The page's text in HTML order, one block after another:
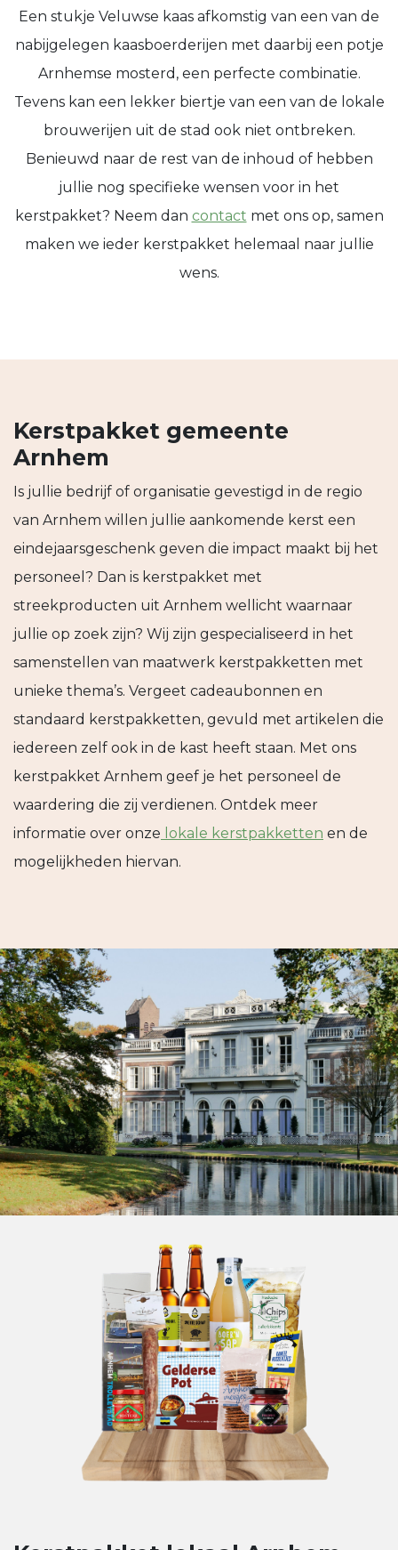
Een stukje Veluwse kaas afkomstig van een van de
nabijgelegen kaasboerderijen met daarbij een potje
Arnhemse mosterd, een perfecte combinatie.
Tevens kan een lekker biertje van een van de lokale
brouwerijen uit de stad ook niet ontbreken.
Benieuwd naar de rest van de inhoud of hebben
jullie nog specifieke wensen voor in het
kerstpakket? Neem dan contact met ons op, samen
maken we ieder kerstpakket helemaal naar jullie
wens.
Kerstpakket gemeente
Arnhem
Is jullie bedrijf of organisatie gevestigd in de regio
van Arnhem willen jullie aankomende kerst een
eindejaarsgeschenk geven die impact maakt bij het
personeel? Dan is kerstpakket met
streekproducten uit Arnhem wellicht waarnaar
jullie op zoek zijn? Wij zijn gespecialiseerd in het
samenstellen van maatwerk kerstpakketten met
unieke thema’s. Vergeet cadeaubonnen en
standaard kerstpakketten, gevuld met artikelen die
iedereen zelf ook in de kast heeft staan. Met ons
kerstpakket Arnhem geef je het personeel de
waardering die zij verdienen. Ontdek meer
informatie over onze lokale kerstpakketten en de
mogelijkheden hiervan.